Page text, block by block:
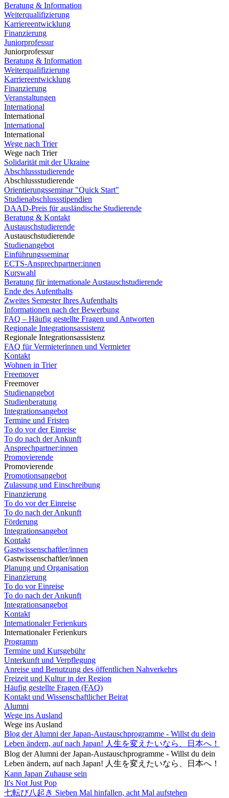
Beratung & Information
Weiterqualifizierung
Karriereentwicklung
Finanzierung
Juniorprofessur
Juniorprofessur
Beratung & Information
Weiterqualifizierung
Karriereentwicklung
Finanzierung
Veranstaltungen
International
International
International
International
Wege nach Trier
Wege nach Trier
Solidarität mit der Ukraine
Abschlussstudierende
Abschlussstudierende
Orientierungsseminar "Quick Start"
Studienabschlussstipendien
DAAD-Preis für ausländische Studierende
Beratung & Kontakt
Austauschstudierende
Austauschstudierende
Studienangebot
Einführungsseminar
ECTS-Ansprechpartner:innen
Kurswahl
Beratung für internationale Austauschstudierende
Ende des Aufenthalts
Zweites Semester Ihres Aufenthalts
Informationen nach der Bewerbung
FAQ – Häufig gestellte Fragen und Antworten
Regionale Integrationsassistenz
Regionale Integrationsassistenz
FAQ für Vermieterinnen und Vermieter
Kontakt
Wohnen in Trier
Freemover
Freemover
Studienangebot
Studienberatung
Integrationsangebot
Termine und Fristen
To do vor der Einreise
To do nach der Ankunft
Ansprechpartner:innen
Promovierende
Promovierende
Promotionsangebot
Zulassung und Einschreibung
Finanzierung
To do vor der Einreise
To do nach der Ankunft
Förderung
Integrationsangebot
Kontakt
Gastwissenschaftler/innen
Gastwissenschaftler/innen
Planung und Organisation
Finanzierung
To do vor Einreise
To do nach der Ankunft
Integrationsangebot
Kontakt
Internationaler Ferienkurs
Internationaler Ferienkurs
Programm
Termine und Kursgebühr
Unterkunft und Verpflegung
Anreise und Benutzung des öffentlichen Nahverkehrs
Freizeit und Kultur in der Region
Häufig gestellte Fragen (FAQ)
Kontakt und Wissenschaftlicher Beirat
Alumni
Wege ins Ausland
Wege ins Ausland
Blog der Alumni der Japan-Austauschprogramme - Willst du dein
Leben ändern, auf nach Japan! 人生を変えたいなら、日本へ！
Blog der Alumni der Japan-Austauschprogramme - Willst du dein
Leben ändern, auf nach Japan! 人生を変えたいなら、日本へ！
Kann Japan Zuhause sein
It's Not Just Pop
七転び八起き Sieben Mal hinfallen, acht Mal aufstehen